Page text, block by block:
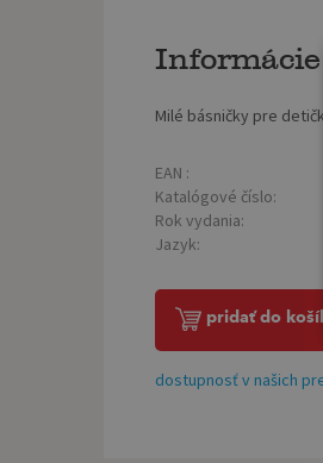
Informácie
Milé básničky pre
EAN :
Katalógové číslo:
Rok vydania:
Jazyk:
pridať do
dostupnosť v našich